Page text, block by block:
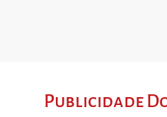
Publicidade